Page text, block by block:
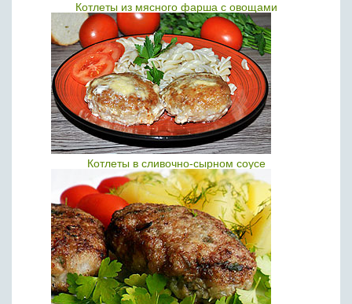
Котлеты из мясного фарша с овощами
Котлеты в сливочно-сырном соусе